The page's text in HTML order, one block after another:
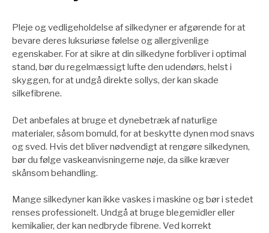
Pleje og vedligeholdelse af silkedyner er afgørende for at
bevare deres luksuriøse følelse og allergivenlige
egenskaber. For at sikre at din silkedyne forbliver i optimal
stand, bør du regelmæssigt lufte den udendørs, helst i
skyggen, for at undgå direkte sollys, der kan skade
silkefibrene.
Det anbefales at bruge et dynebetræk af naturlige
materialer, såsom bomuld, for at beskytte dynen mod snavs
og sved. Hvis det bliver nødvendigt at rengøre silkedynen,
bør du følge vaskeanvisningerne nøje, da silke kræver
skånsom behandling.
Mange silkedyner kan ikke vaskes i maskine og bør i stedet
renses professionelt. Undgå at bruge blegemidler eller
kemikalier, der kan nedbryde fibrene. Ved korrekt